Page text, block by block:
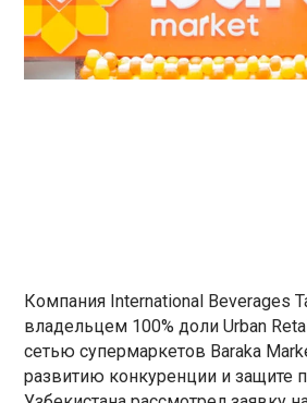
Компания International Beverages
владельцем 100% доли Urban
сетью супермаркетов Baraka
развитию конкуренции и защите